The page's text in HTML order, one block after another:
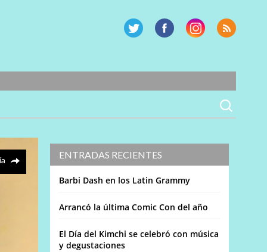
ENTRADAS RECIENTES
Barbi Dash en los Latin Grammy
Arrancó la última Comic Con del año
El Día del Kimchi se celebró con música
y degustaciones